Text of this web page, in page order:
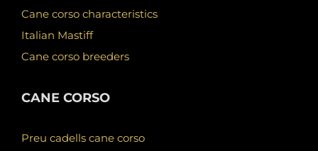
Cane corso characteristics
Italian Mastiff
Cane corso breeders
CANE CORSO
Preu cadells cane corso